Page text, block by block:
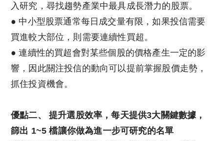
入研究，尋找趨勢產業中最具成長潛力的股票。
● 中小型股票通常每日成交量有限，如果投信需要
買進較大部位，則需要連續性買超。
● 連續性的買超會對某些個股的價格產生一定的影
響，因此關注投信的動向可以提前掌握股價走勢，
抓住投資機會。
優點二、 提升選股效率，每天提供3大關鍵數據，
篩出 1~5 檔讓你做為進一步可研究的名單